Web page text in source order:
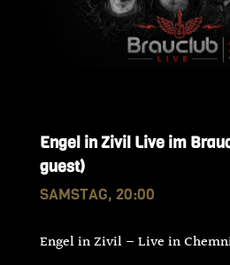
Engel in Zivil Live im
guest)
SAMSTAG, 20:00
Engel in Zivil – Live in